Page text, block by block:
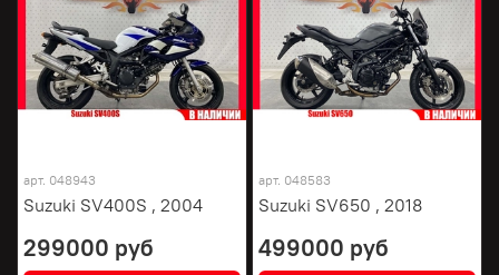
арт. 048943
Suzuki SV400S , 2004
299000 руб
арт. 048583
Suzuki SV650 , 2018
499000 руб